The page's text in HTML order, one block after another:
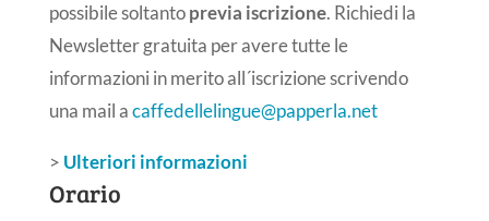
possibile soltantoprevia iscrizione. Richiedi la
Newsletter gratuita per avere tutte le
informazioni in merito all´iscrizione scrivendo
una mail acaffedellelingue@papperla.net
> Ulteriori informazioni
Orario